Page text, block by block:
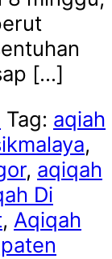
[…]
Tag: aqiah
,
, aqiqah
Di
, Aqiqah